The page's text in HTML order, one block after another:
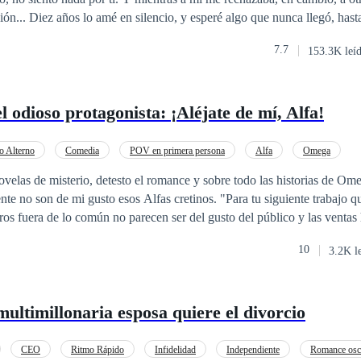
Diez años lo amé en silencio, y esperé algo que nunca llegó,
señor Jiménez? —respondí apenas. —Amor, ¿dónde pusiste mis
siempre. Que te ame ahora no significa que te amará eternamente.
7.7 153.3K
odioso protagonista: ¡Aléjate de mí, Alfa!
Alterno Comedia POV en primera persona Alfa
Omega
de misterio, detesto el romance y sobre todo las historias de
esos Alfas cretinos. "Para tu siguiente trabajo quiero que escribas
que dejar salir la dignidad por la ventana. Y así con todo el odio del
drástica de renunciar, satisfecha con ello envío en el correo mi
10 3.2K
esposa quiere el divorcio
CEO Ritmo Rápido Infidelidad Independiente Romance